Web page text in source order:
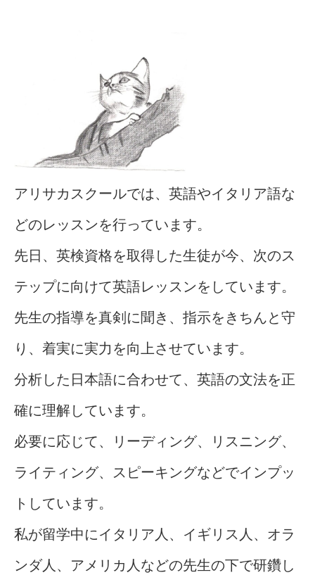
アリサカスクールでは、英語やイタリア語な
どのレッスンを行っています。
先日、英検資格を取得した生徒が今、次のス
テップに向けて英語レッスンをしています。
先生の指導を真剣に聞き、指示をきちんと守
り、着実に実力を向上させています。
分析した日本語に合わせて、英語の文法を正
確に理解しています。
必要に応じて、リーディング、リスニング、
ライティング、スピーキングなどでインプッ
トしています。
私が留学中にイタリア人、イギリス人、オラ
ンダ人、アメリカ人などの先生の下で研鑽し